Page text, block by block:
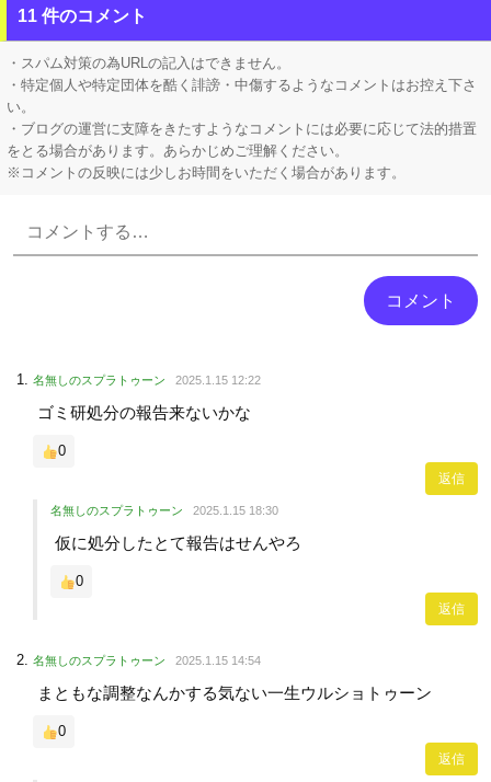
【腹筋崩壊】 見た瞬間吹いた画像を貼っていくスレｗｗｗｗ
【速報】 京大病院、手術ミスで『正常な脳』を摘出 → 患者は自発呼吸不可能な植物状態に
11 件のコメント
・スパム対策の為URLの記入はできません。
・特定個人や特定団体を酷く誹謗・中傷するようなコメントはお控え下さ
い。
・ブログの運営に支障をきたすようなコメントには必要に応じて法的措置
をとる場合があります。あらかじめご理解ください。
※コメントの反映には少しお時間をいただく場合があります。
名無しのスプラトゥーン 2025.1.15 12:22
ゴミ研処分の報告来ないかな
0
返信
名無しのスプラトゥーン 2025.1.15 18:30
仮に処分したとて報告はせんやろ
0
返信
名無しのスプラトゥーン 2025.1.15 14:54
まともな調整なんかする気ない一生ウルショトゥーン
0
返信